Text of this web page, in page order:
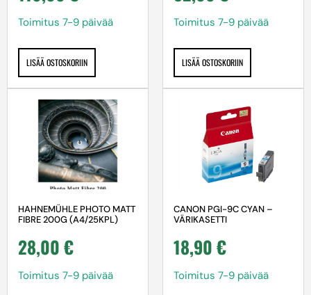
Toimitus 7-9 päivää
LISÄÄ OSTOSKORIIN
Toimitus 7-9 päivää
LISÄÄ OSTOSKORIIN
HAHNEMÜHLE PHOTO MATT
FIBRE 200G (A4/25KPL)
28,00€
Toimitus 7-9 päivää
CANON PGI-9C CYAN –
VÄRIKASETTI
18,90€
Toimitus 7-9 päivää